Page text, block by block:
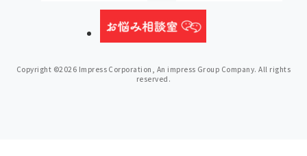
Copyright ©2026 Impress Corporation, An impress Group Company. All rights
reserved.